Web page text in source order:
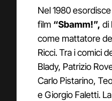
Nel 1980
film “Sbamm!”, di
come mattatore
Ricci. Tra i comici
Blady, Patrizio
Carlo Pistarino,
e Giorgio Faletti.